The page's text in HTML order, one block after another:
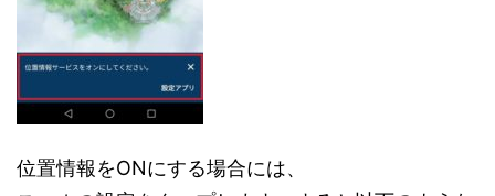
位置情報をONにする場合には、